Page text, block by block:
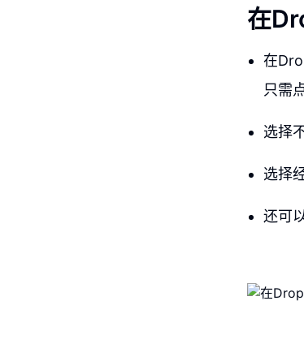
在
在
只需
选择
选择
还可